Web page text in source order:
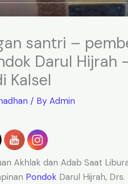
santri –
Darul Hijrah
Kalsel
/ By Admin
Akhlak dan Adab Saat
Pondok Darul Hijrah, Drs.